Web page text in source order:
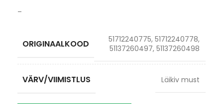
–
ORIGINAALKOOD
51712240775, 51712240778,
51137260497, 51137260498
VÄRV/VIIMISTLUS Läikiv must